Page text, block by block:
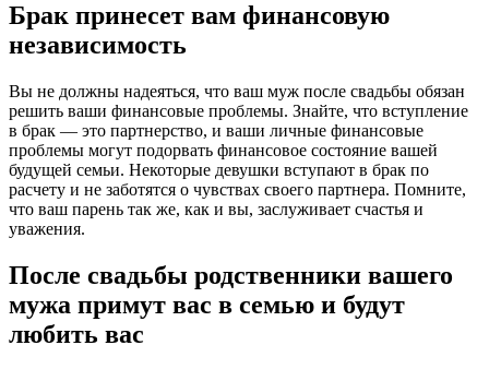
Брак принесет вам финансовую
независимость
Вы не должны надеяться, что ваш муж после свадьбы обязан
решить ваши финансовые проблемы. Знайте, что вступление
в брак — это партнерство, и ваши личные финансовые
проблемы могут подорвать финансовое состояние вашей
будущей семьи. Некоторые девушки вступают в брак по
расчету и не заботятся о чувствах своего партнера. Помните,
что ваш парень так же, как и вы, заслуживает счастья и
уважения.
После свадьбы родственники вашего
мужа примут вас в семью и будут
любить вас